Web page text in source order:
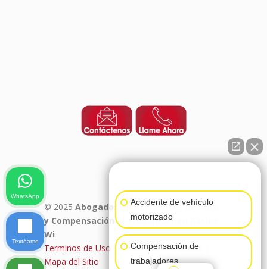
© 2025 Abogados de Accidentes de Auto
y Compensación al Trabajador en Racine
Wi
Terminos de Uso | Politica de Privacidad
Mapa del Sitio
Accidente de vehículo
motorizado
Compensación de
trabajadores
WhatsApp
Textéame